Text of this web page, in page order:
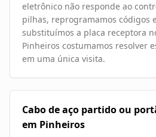
eletrônico não responde ao
pilhas, reprogramamos códigos
substituímos a placa receptora
Pinheiros costumamos resolver
em uma única visita.
Cabo de aço partido ou
em Pinheiros